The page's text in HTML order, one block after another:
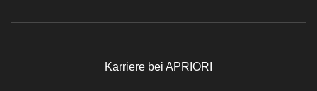
Karriere bei APRIORI